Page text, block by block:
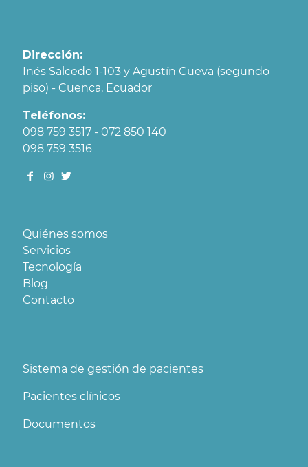
Dirección:
Inés Salcedo 1-103 y Agustín Cueva (segundo
piso) - Cuenca, Ecuador
Teléfonos:
098 759 3517 - 072 850 140
098 759 3516
Quiénes somos
Servicios
Tecnología
Blog
Contacto
Sistema de gestión de pacientes
Pacientes clínicos
Documentos